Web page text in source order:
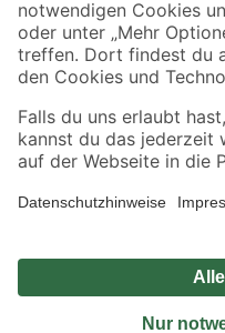
Alle Preisangaben in EUR inkl. gesetzl.
Umständen nicht in allen Märkten
Produkte nur solange der Vorrat reicht.
*Paketversand ab 59 €
Privatsphäre
Nutzungsbedingungen